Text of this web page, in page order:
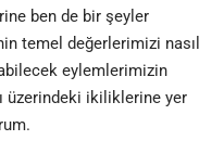
ben de bir şeyler
temel değerlerimizi nasıl
eylemlerimizin
üzerindeki ikiliklerine yer